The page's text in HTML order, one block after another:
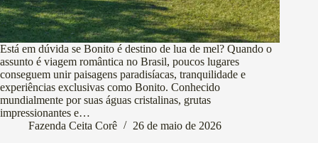
Está em dúvida se Bonito é destino de lua de mel? Quando o
assunto é viagem romântica no Brasil, poucos lugares
conseguem unir paisagens paradisíacas, tranquilidade e
experiências exclusivas como Bonito. Conhecido
mundialmente por suas águas cristalinas, grutas
impressionantes e…
Fazenda Ceita Corê
26 de maio de 2026